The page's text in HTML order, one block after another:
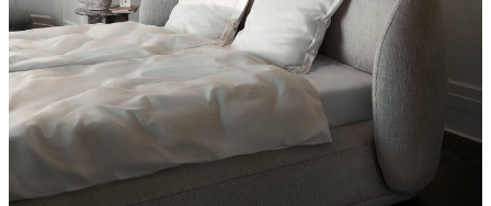
calidad Conoce
a
nuestros
diseñadoresPersonalización CarreraStandards
and
certifications Declaración
de
accesibilidad
franquiciado
ProfessionalsTrade
ProgramProjects